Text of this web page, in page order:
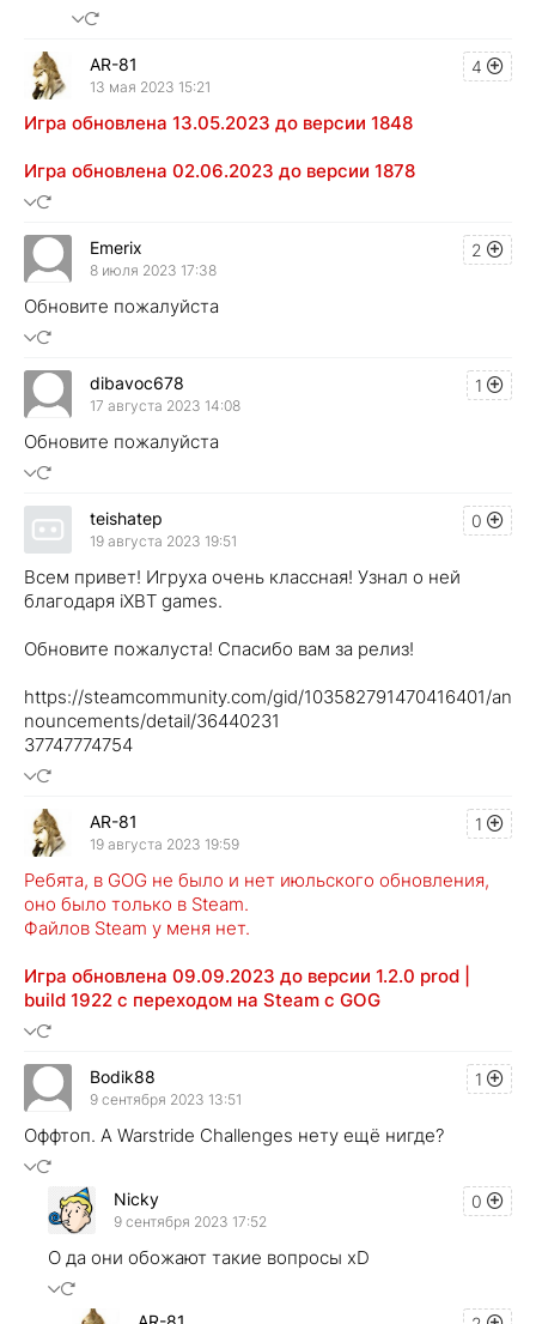
4
AR-81
13 мая 2023 15:21
Игра обновлена 13.05.2023 до версии 1848
Игра обновлена 02.06.2023 до версии 1878
2
Emerix
8 июля 2023 17:38
Обновите пожалуйста
1
dibavoc678
17 августа 2023 14:08
Обновите пожалуйста
0
teishatep
19 августа 2023 19:51
Всем привет! Игруха очень классная! Узнал о ней
благодаря iXBT games.
Обновите пожалуста! Спасибо вам за релиз!
https://steamcommunity.com/gid/103582791470416401/an
nouncements/detail/36440231
37747774754
1
AR-81
19 августа 2023 19:59
Ребята, в GOG не было и нет июльского обновления,
оно было только в Steam.
Файлов Steam у меня нет.
Игра обновлена 09.09.2023 до версии 1.2.0 prod |
build 1922 с переходом на Steam с GOG
1
Bodik88
9 сентября 2023 13:51
Оффтоп. А Warstride Challenges нету ещё нигде?
0
Nicky
9 сентября 2023 17:52
О да они обожают такие вопросы xD